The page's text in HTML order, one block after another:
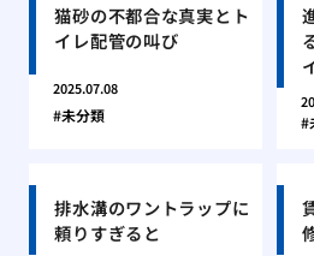
猫砂の不都合な真実とト
イレ配管の叫び
2025.07.08
未分類
排水溝のワントラップに
頼りすぎると